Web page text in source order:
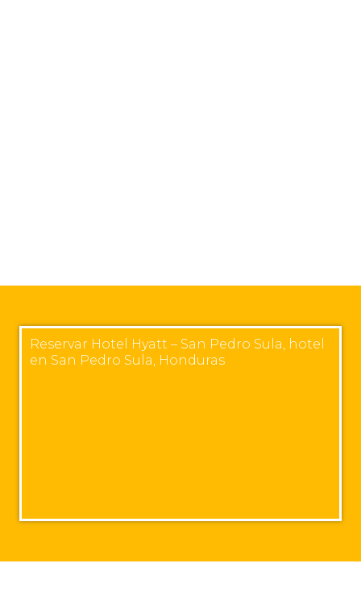
Reservar Hotel Hyatt – San Pedro Sula, hotel
en San Pedro Sula, Honduras